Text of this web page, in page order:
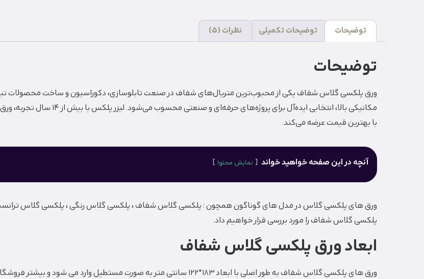
توضیحات توضیحات تکمیلی نظرات (5)
توضیحات
ورق پلکسی گلاس شفاف یکی از محبوب‌ترین متریال‌های شفاف در صنعت تابلوسازی، دکوراسیون و ساخت محصولات
مکانیکی بالا، انتخابی ایده‌آل
با بهترین قیمت عرضه می‌کند.
آنچه در این صفحه خواهید خواند نمایش محتوا
ورق های پلکسی گلاس در مدل های گوناگون همچون : پلکسی گلاس شفاف ، پلکسی گلاس رنگی ، پلکسی گلاس
پلکسی گلاس شفاف را مورد بررسی قرار خواهیم داد.
ابعاد ورق پلکسی گلاس شفاف